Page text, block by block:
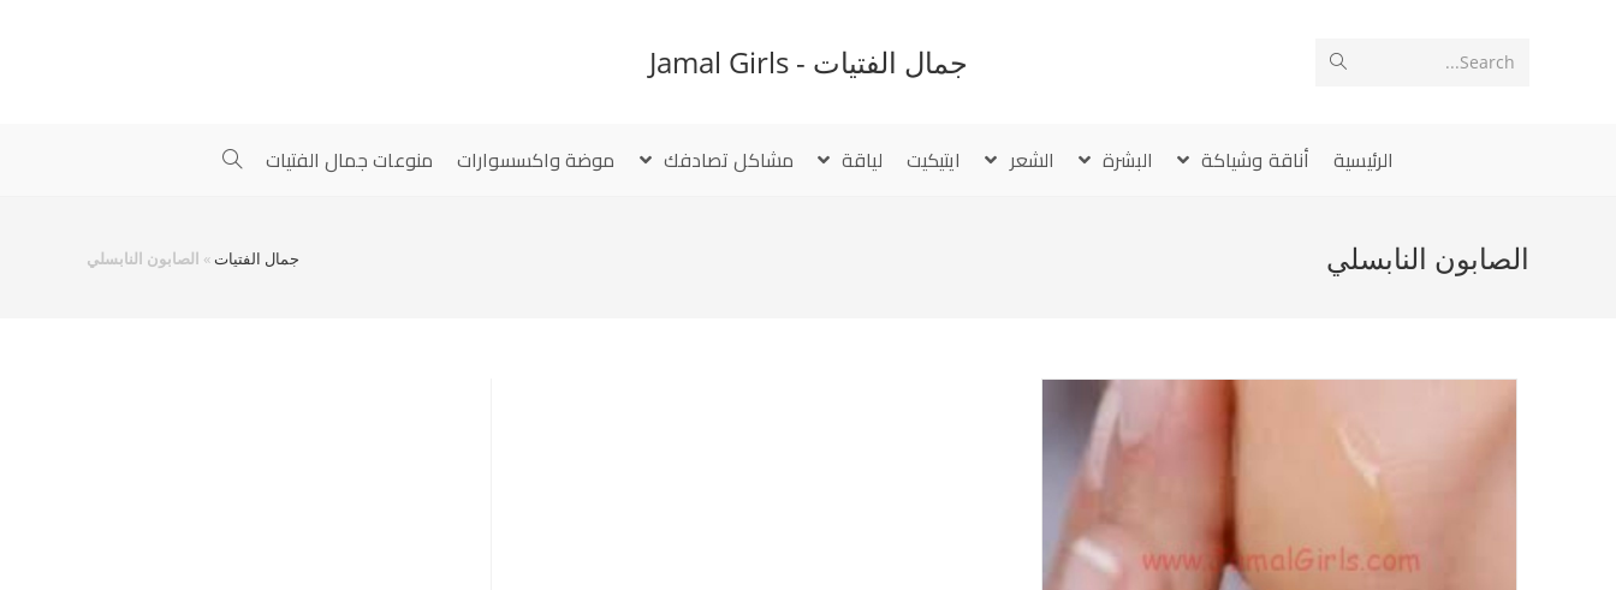
Search... جمال الفتيات - Jamal Girls
الرئيسية أناقة وشياكة البشرة الشعر ايتيكيت لياقة مشاكل تصادفك موضة واكسسوارات منوعات جمال الفتيات
الصابون النابسلي جمال الفتيات» الصابون النابسلي